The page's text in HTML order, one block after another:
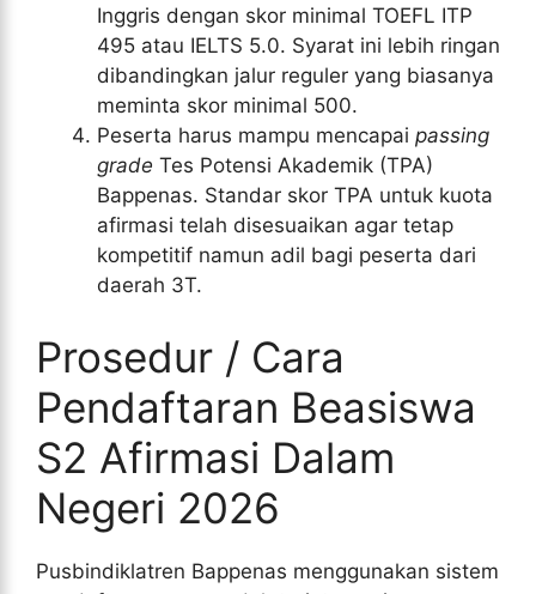
Inggris dengan skor minimal TOEFL ITP
495 atau IELTS 5.0. Syarat ini lebih ringan
dibandingkan jalur reguler yang biasanya
meminta skor minimal 500.
Peserta harus mampu mencapai passing
grade Tes Potensi Akademik (TPA)
Bappenas. Standar skor TPA untuk kuota
afirmasi telah disesuaikan agar tetap
kompetitif namun adil bagi peserta dari
daerah 3T.
Prosedur / Cara
Pendaftaran Beasiswa
S2 Afirmasi Dalam
Negeri 2026
Pusbindiklatren Bappenas menggunakan sistem